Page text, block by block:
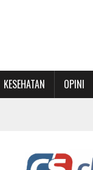
KESEHATAN OPINI